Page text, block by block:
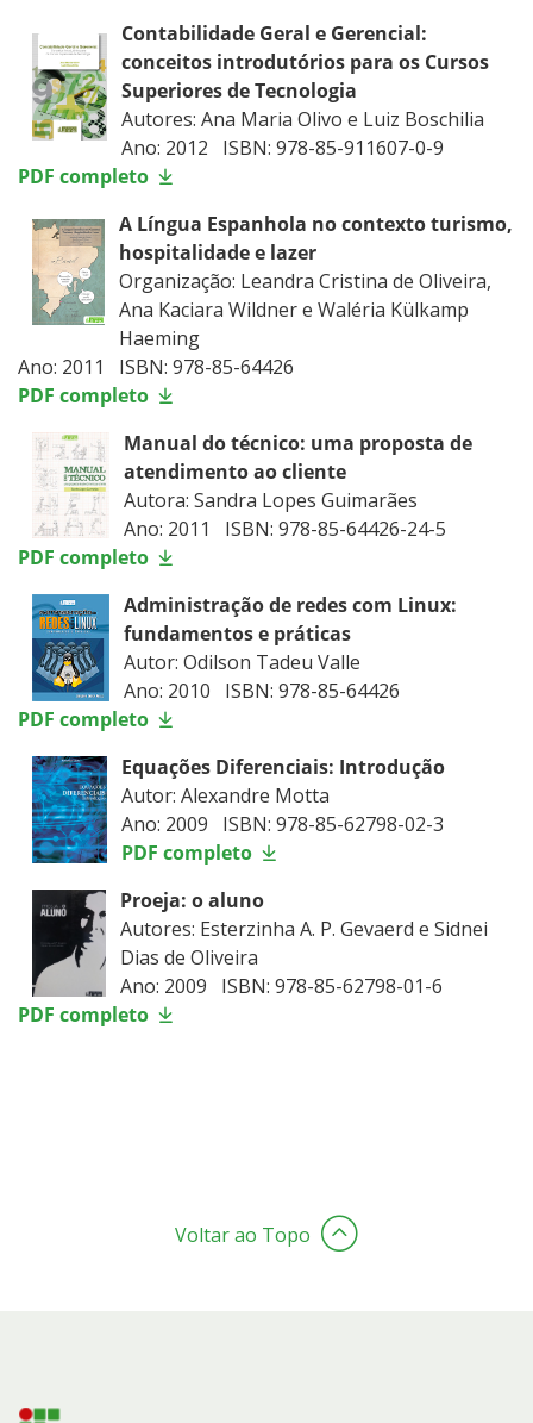
Contabilidade Geral e Gerencial:
conceitos introdutórios para os Cursos
Superiores de Tecnologia
Autores: Ana Maria Olivo e Luiz Boschilia
Ano: 2012 ISBN: 978-85-911607-0-9
PDF completo
A Língua Espanhola no contexto turismo,
hospitalidade e lazer
Organização: Leandra Cristina de Oliveira,
Ana Kaciara Wildner e Waléria Külkamp
Haeming
Ano: 2011 ISBN: 978-85-64426
PDF completo
Manual do técnico: uma proposta de
atendimento ao cliente
Autora: Sandra Lopes Guimarães
Ano: 2011 ISBN: 978-85-64426-24-5
PDF completo
Administração de redes com Linux:
fundamentos e práticas
Autor: Odilson Tadeu Valle
Ano: 2010 ISBN: 978-85-64426
PDF completo
Equações Diferenciais: Introdução
Autor: Alexandre Motta
Ano: 2009 ISBN: 978-85-62798-02-3
PDF completo
Proeja: o aluno
Autores: Esterzinha A. P. Gevaerd e Sidnei
Dias de Oliveira
Ano: 2009 ISBN: 978-85-62798-01-6
PDF completo
Voltar ao Topo